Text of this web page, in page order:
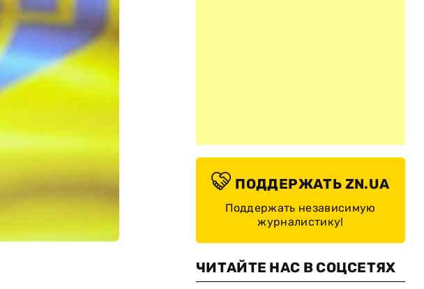
ПОДДЕРЖАТЬ ZN.UA
Поддержать независимую
журналистику!
ЧИТАЙТЕ НАС В СОЦСЕТЯХ